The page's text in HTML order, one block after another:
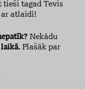
tieši tagad Tevis
ar atlaidi!
Nekādu
laikā. Plašāk par